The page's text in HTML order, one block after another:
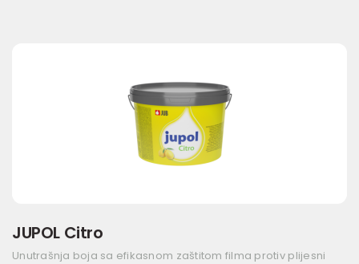
JUPOL Citro
Unutrašnja boja sa efikasnom zaštitom filma protiv plijesni